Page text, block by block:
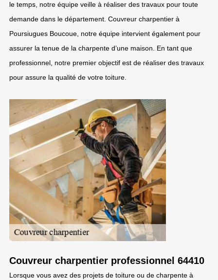
le temps, notre équipe veille à réaliser des travaux pour toute
demande dans le département. Couvreur charpentier à
Poursiugues Boucoue, notre équipe intervient également pour
assurer la tenue de la charpente d’une maison. En tant que
professionnel, notre premier objectif est de réaliser des travaux
pour assure la qualité de votre toiture.
Couvreur charpentier professionnel 64410
Lorsque vous avez des projets de toiture ou de charpente à